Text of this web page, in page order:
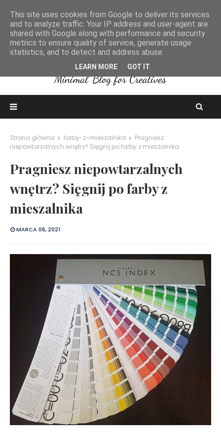
Strona główna farby-z-mieszalnika
Pragniesz
niepowtarzalnych wnętrz? Sięgnij po farby z mieszalnika
Pragniesz niepowtarzalnych
wnętrz? Sięgnij po farby z
mieszalnika
MARCA 06, 2021
This site uses cookies from Google to deliver its services
and to analyze traffic. Your IP address and user-agent are
shared with Google along with performance and security
metrics to ensure quality of service, generate usage
statistics, and to detect and address abuse.
LEARN MORE GOT IT